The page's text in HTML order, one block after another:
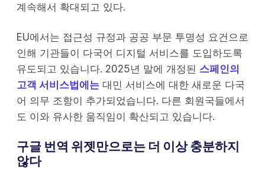
계속해서 확대되고 있다.
EU에서는 접근성 규정과 공공 부문 투명성 요건으로
인해 기관들이 다국어 디지털 서비스를 도입하도록
유도되고 있습니다. 2025년 말에 개정된 스페인의
고객 서비스법에는 대민 서비스에 대한 새로운 다국
어 의무 조항이 추가되었습니다. 다른 회원국들에서
도 이와 유사한 움직임이 확산되고 있습니다.
구글 번역 위젯만으로는 더 이상 충분하지
않다